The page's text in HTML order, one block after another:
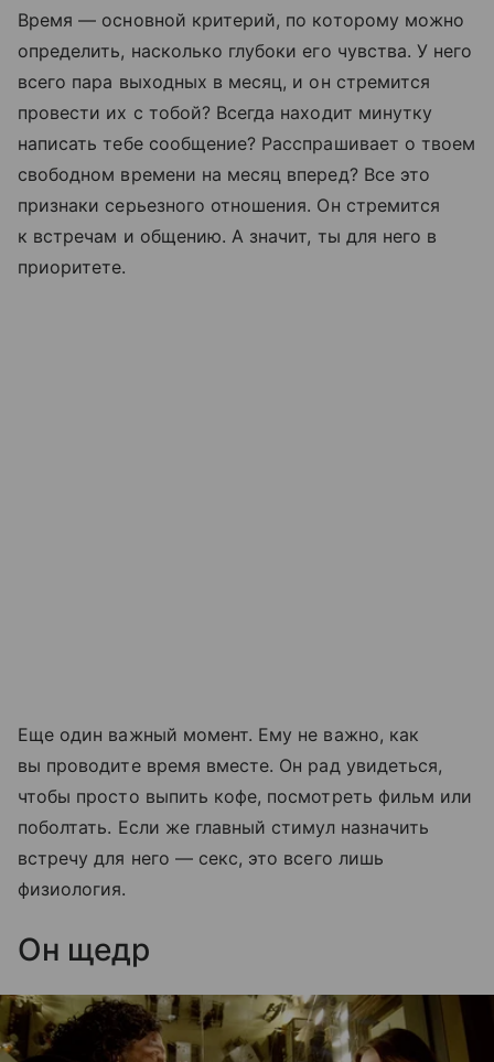
Время — основной критерий, по которому можно
определить, насколько глубоки его чувства. У него
всего пара выходных в месяц, и он стремится
провести их с тобой? Всегда находит минутку
написать тебе сообщение? Расспрашивает о твоем
свободном времени на месяц вперед? Все это
признаки серьезного отношения. Он стремится
к встречам и общению. А значит, ты для него в
приоритете.
Еще один важный момент. Ему не важно, как
вы проводите время вместе. Он рад увидеться,
чтобы просто выпить кофе, посмотреть фильм или
поболтать. Если же главный стимул назначить
встречу для него — секс, это всего лишь
физиология.
Он щедр